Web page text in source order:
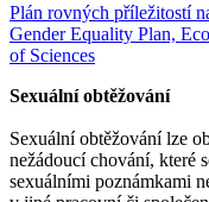
Plán rovných příležitostí
Gender Equality Plan,
of Sciences
Sexuální obtěžování
Sexuální obtěžování lze
nežádoucí chování, které
sexuálními poznámkami